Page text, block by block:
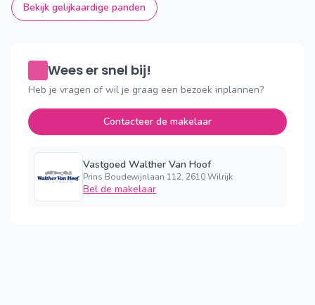
Bekijk gelijkaardige panden
Wees er snel bij!
Heb je vragen of wil je graag een bezoek inplannen?
Contacteer de makelaar
Vastgoed Walther Van Hoof
Prins Boudewijnlaan 112, 2610 Wilrijk
Bel de makelaar